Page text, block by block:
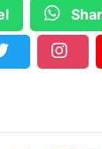
मैन्युफैक्चरिंग
सिटी और
देने